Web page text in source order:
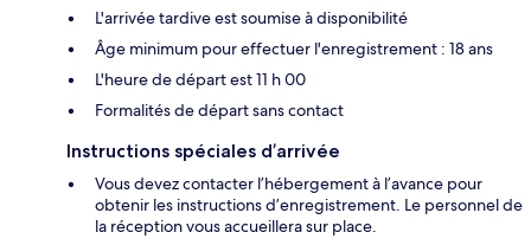
L'arrivée tardive est soumise à disponibilité
Âge minimum pour effectuer l'enregistrement : 18 ans
L'heure de départ est 11 h 00
Formalités de départ sans contact
Instructions spéciales d’arrivée
Vous devez contacter l’hébergement à l’avance pour
obtenir les instructions d’enregistrement. Le personnel de
la réception vous accueillera sur place.